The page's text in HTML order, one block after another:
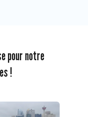
pour notre
!